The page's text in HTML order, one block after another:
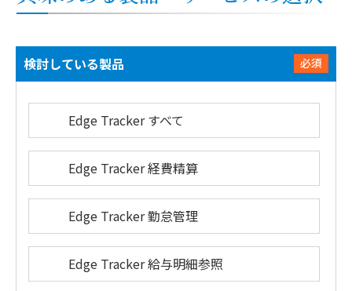
必須
検討している製品
Edge Tracker すべて
Edge Tracker 経費精算
Edge Tracker 勤怠管理
Edge Tracker 給与明細参照